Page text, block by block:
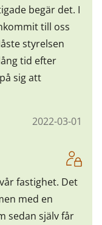
begär det. I
till oss
styrelsen
tid efter
sig att
2022-03-01
fastighet. Det
med en
sedan själv får